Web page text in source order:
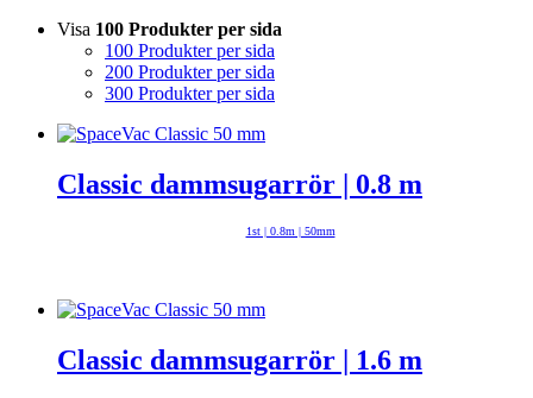
Visa 100 Produkter per sida
100 Produkter per sida
200 Produkter per sida
300 Produkter per sida
Classic dammsugarrör | 0.8 m
1st | 0.8m | 50mm
Classic dammsugarrör | 1.6 m